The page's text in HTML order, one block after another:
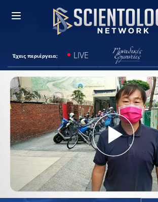
Έχεις περιέργεια; LIVE
Play
Video